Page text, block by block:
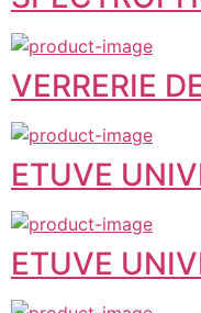
VERRERIE
ETUVE
ETUVE